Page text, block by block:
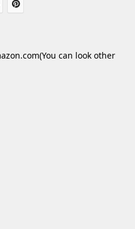
can look other